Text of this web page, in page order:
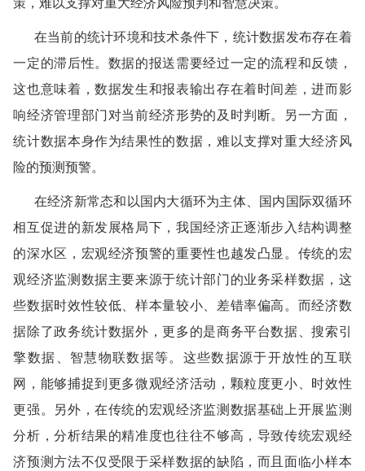
在当前的统计环境和技术条件下，统计数据发布存在着
一定的滞后性。数据的报送需要经过一定的流程和反馈，
这也意味着，数据发生和报表输出存在着时间差，进而影
响经济管理部门对当前经济形势的及时判断。另一方面，
统计数据本身作为结果性的数据，难以支撑对重大经济风
险的预测预警。
在经济新常态和以国内大循环为主体、国内国际双循环
相互促进的新发展格局下，我国经济正逐渐步入结构调整
的深水区，宏观经济预警的重要性也越发凸显。传统的宏
观经济监测数据主要来源于统计部门的业务采样数据，这
些数据时效性较低、样本量较小、差错率偏高。而经济数
据除了政务统计数据外，更多的是商务平台数据、搜索引
擎数据、智慧物联数据等。这些数据源于开放性的互联
网，能够捕捉到更多微观经济活动，颗粒度更小、时效性
更强。另外，在传统的宏观经济监测数据基础上开展监测
分析，分析结果的精准度也往往不够高，导致传统宏观经
济预测方法不仅受限于采样数据的缺陷，而且面临小样本